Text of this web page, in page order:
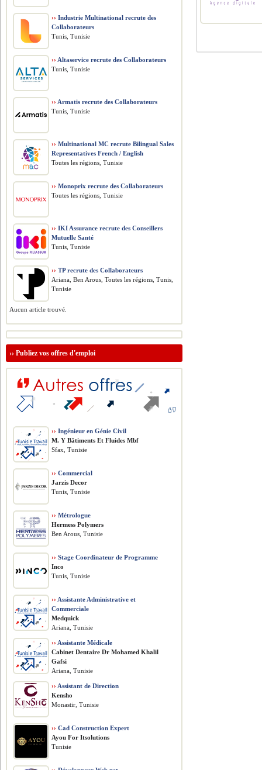
›› Industrie Multinational recrute des
Collaborateurs
Tunis, Tunisie
›› Altaservice recrute des Collaborateurs
Tunis, Tunisie
›› Armatis recrute des Collaborateurs
Tunis, Tunisie
›› Multinational MC recrute Bilingual Sales
Representatives French / English
Toutes les régions, Tunisie
›› Monoprix recrute des Collaborateurs
Toutes les régions, Tunisie
›› IKI Assurance recrute des Conseillers
Mutuelle Santé
Tunis, Tunisie
›› TP recrute des Collaborateurs
Ariana, Ben Arous, Toutes les régions, Tunis,
Tunisie
Aucun article trouvé.
››Publiez vos offres d'emploi
›› Ingénieur en Génie Civil
M. Y Bâtiments Et Fluides Mbf
Sfax, Tunisie
›› Commercial
Jarzis Decor
Tunis, Tunisie
›› Métrologue
Hermess Polymers
Ben Arous, Tunisie
›› Stage Coordinateur de Programme
Inco
Tunis, Tunisie
›› Assistante Administrative et
Commerciale
Medquick
Ariana, Tunisie
›› Assistante Médicale
Cabinet Dentaire Dr Mohamed Khalil
Gafsi
Ariana, Tunisie
›› Assistant de Direction
Kensho
Monastir, Tunisie
›› Cad Construction Expert
Ayou For Itsolutions
Tunisie